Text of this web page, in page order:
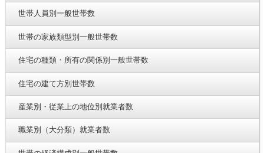
世帯人員別一般世帯数
世帯の家族類型別一般世帯数
住宅の種類・所有の関係別一般世帯数
住宅の建て方別世帯数
産業別・従業上の地位別就業者数
職業別（大分類）就業者数